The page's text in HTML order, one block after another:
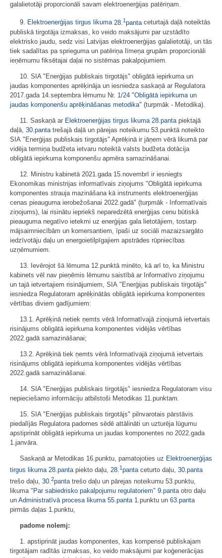
galalietotāji proporcionāli savam elektroenerģijas patēriņam.
9. Elektroenerģijas tirgus likuma 28. 1panta ceturtajā daļā noteiktās
publiskā tirgotāja izmaksas, ko veido maksājumi par uzstādīto
elektrisko jaudu, sedz visi Latvijas elektroenerģijas galalietotāji, un tās
tiek sadalītas pa sprieguma un patēriņa līmeņa grupām proporcionāli
ieņēmumu fiksētajai daļai no sistēmas pakalpojumiem.
10. SIA "Enerģijas publiskais tirgotājs" obligātā iepirkuma un
jaudas komponentes aprēķināja un iesniedza saskaņā ar Regulatora
2017.gada 14.septembra lēmumu Nr. 1/24 "Obligātā iepirkuma un
jaudas komponenšu aprēķināšanas metodika" (turpmāk - Metodika).
11. Saskaņā ar Elektroenerģijas tirgus likuma 28.panta piektajā
daļā, 30.panta trešajā daļā un pārejas noteikumu 53.punktā noteikto
SIA "Enerģijas publiskais tirgotājs" Aprēķinā ir jāņem vērā likumā par
vidēja termiņa budžeta ietvaru noteiktā valsts budžeta dotācija
obligātā iepirkuma komponenšu apmēra samazināšanai.
12. Ministru kabinetā 2021.gada 15.novembrī ir iesniegts
Ekonomikas ministrijas informatīvais ziņojums "Obligātā iepirkuma
komponentes strauja mazināšana kā instruments elektroenerģijas
cenas pieauguma ierobežošanai 2022.gadā" (turpmāk - Informatīvais
ziņojums), lai risinātu iepriekš neparedzētā enerģijas cenu būtiskā
pieauguma negatīvo ietekmi uz enerģijas gala lietotājiem, tostarp
mājsaimniecībām un komersantiem, īpaši uz sociāli mazaizsargāto
iedzīvotāju daļu un energoietilpīgajiem apstrādes rūpniecības
uzņēmumiem.
13. Ievērojot šā lēmuma 12.punktā minēto, kā arī to, ka Ministru
kabinets vēl nav pieņēmis lēmumu saistībā ar Informatīvo ziņojumu
un tajā ietvertajiem risinājumiem, SIA "Enerģijas publiskais tirgotājs"
iesniedza Regulatoram aprēķinātās obligātā iepirkuma komponentes
vērtības diviem gadījumiem:
13.1. Aprēķinā netiek ņemts vērā Informatīvajā ziņojumā ietvertais
risinājums obligātā iepirkuma komponentes vidējās vērtības
2022.gadā samazināšanai;
13.2. Aprēķinā tiek ņemts vērā Informatīvajā ziņojumā ietvertais
risinājums obligātā iepirkuma komponentes vidējās vērtības
2022.gadā samazināšanai.
14. SIA "Enerģijas publiskais tirgotājs" iesniedza Regulatoram visu
nepieciešamo informāciju atbilstoši Metodikas 11.punktam.
15. SIA "Enerģijas publiskais tirgotājs" pilnvarotais pārstāvis
piedalījās Regulatora padomes sēdē attālināti un uzturēja lūgumu
apstiprināt obligātā iepirkuma un jaudas komponentes no 2022.gada
1.janvāra.
Saskaņā ar Metodikas 16.punktu, pamatojoties uz Elektroenerģijas
tirgus likuma 28.panta piekto daļu, 28. 1panta ceturto daļu, 30.panta
trešo daļu, 30.2pantatrešo daļu un pārejas noteikumu 53.punktu,
likuma " Par sabiedrisko pakalpojumu regulatoriem" 9.pantaotro daļu
un Administratīvā procesa likuma 55.panta1.punktu un 63.panta
pirmās daļas 1.punktu,
padome nolemj:
1. apstiprināt jaudas komponentes, kas kompensē publiskajam
tirgotājam radītās izmaksas, ko veido maksājumi par koģenerācijas